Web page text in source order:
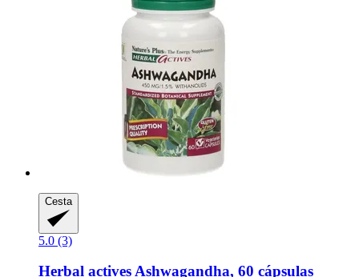
Cesta
5.0 (3)
Herbal activesAshwagandha, 60 cápsulas